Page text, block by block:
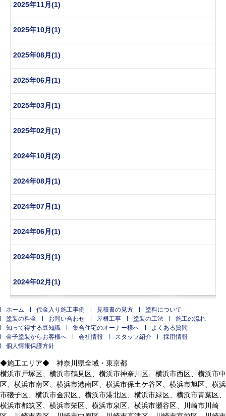
2025年11月(1)
2025年10月(1)
2025年08月(1)
2025年06月(1)
2025年03月(1)
2025年02月(1)
2024年10月(2)
2024年08月(1)
2024年07月(1)
2024年06月(1)
2024年03月(1)
2024年02月(1)
ホーム 代金入り施工事例 見積書の見方
塗料について
塗装の料金
お問い合わせ 屋根工事 塗装の工法
施工の流れ
知って得する豆知識
集合住宅のオーナー様へ
よくある質問
金子塗装からお客様へ
会社情報 スタッフ紹介
採用情報
個人情報保護方針
◆施工エリア◆ 神奈川県全域・東京都
横浜市戸塚区、横浜市鶴見区、横浜市神奈川区、横浜市西区、横浜市中
区、横浜市南区、横浜市港南区、横浜市保土ケ谷区、横浜市旭区、横浜
市磯子区、横浜市金沢区、横浜市港北区、横浜市緑区、横浜市青葉区、
横浜市都筑区、横浜市栄区、横浜市泉区、横浜市瀬谷区、川崎市川崎